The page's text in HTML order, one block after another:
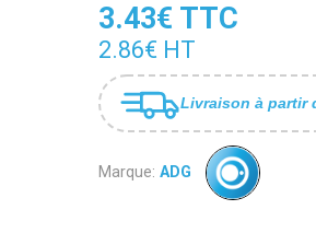
3.43€ TTC
2.86€ HT
Livraison à partir
Marque: ADG